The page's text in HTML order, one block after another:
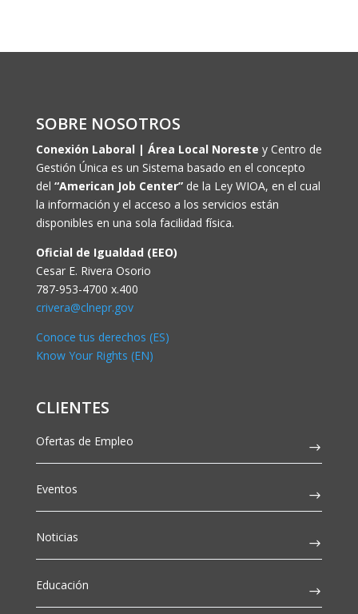
SOBRE NOSOTROS
Conexión Laboral | Área Local Noreste y Centro de
Gestión Única es un Sistema basado en el concepto
del “American Job Center”de la Ley WIOA, en el cual
la información y el acceso a los servicios están
disponibles en una sola facilidad física.
Oficial de Igualdad (EEO)
Cesar E. Rivera Osorio
787-953-4700 x.400
crivera@clnepr.gov
Conoce tus derechos (ES)
Know Your Rights (EN)
CLIENTES
Ofertas de Empleo
Eventos
Noticias
Educación